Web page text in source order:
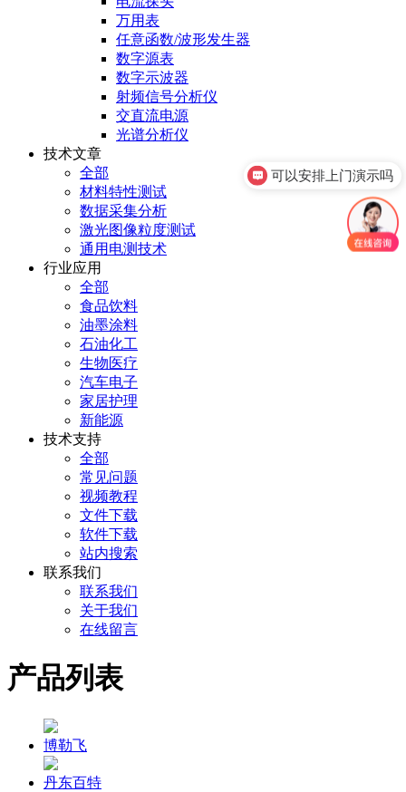
万用表
任意函数/波形发生器
数字源表
数字示波器
射频信号分析仪
交直流电源
光谱分析仪
技术文章
全部
材料特性测试
数据采集分析
激光图像粒度测试
通用电测技术
行业应用
全部
食品饮料
油墨涂料
石油化工
生物医疗
汽车电子
家居护理
新能源
技术支持
全部
常见问题
视频教程
文件下载
软件下载
站内搜索
联系我们
联系我们
关于我们
在线留言
产品列表
博勒飞
丹东百特
可以安排上门演示吗